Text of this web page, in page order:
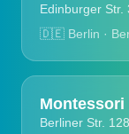
Edinburger Str.
🇩🇪 Berlin ·
Montessori
Berliner Str.